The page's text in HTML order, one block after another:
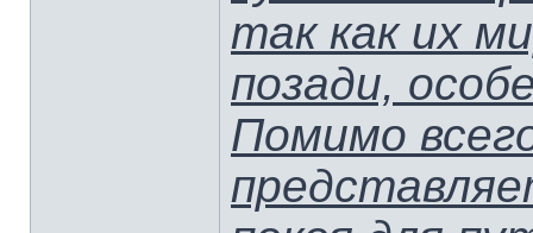
так как их
позади,
Помимо